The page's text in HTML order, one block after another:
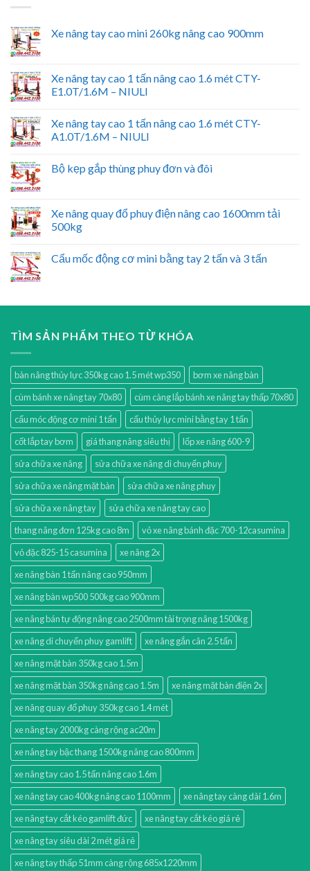
Xe nâng tay cao mini 260kg nâng cao 900mm
Xe nâng tay cao 1 tấn nâng cao 1.6 mét CTY-
E1.0T/1.6M – NIULI
Xe nâng tay cao 1 tấn nâng cao 1.6 mét CTY-
A1.0T/1.6M – NIULI
Bộ kẹp gắp thùng phuy đơn và đôi
Xe nâng quay đổ phuy điện nâng cao 1600mm tải
500kg
Cẩu mốc động cơ mini bằng tay 2 tấn và 3 tấn
TÌM SẢN PHẨM THEO TỪ KHÓA
bàn nâng thủy lực 350kg cao 1.5 mét wp350
bơm xe nâng bàn
cùm bánh xe nâng tay 70x80
cùm càng lắp bánh xe nâng tay thấp 70x80
cẩu móc động cơ mini 1 tấn
cẩu thủy lực mini bằng tay 1 tấn
cốt lắp tay bơm
giá thang nâng siêu thị
lốp xe nâng 600-9
sửa chữa xe nâng
sửa chữa xe nâng di chuyển phuy
sửa chữa xe nâng mặt bàn
sửa chữa xe nâng phuy
sửa chữa xe nâng tay
sửa chữa xe nâng tay cao
thang nâng đơn 125kg cao 8m
vỏ xe nâng bánh đặc 700-12casumina
vỏ đặc 825-15 casumina
xe nâng 2x
xe nâng bàn 1 tấn nâng cao 950mm
xe nâng bàn wp500 500kg cao 900mm
xe nâng bán tự động nâng cao 2500mm tải trọng nâng 1500kg
xe nâng di chuyển phuy gamlift
xe nâng gắn cân 2.5 tấn
xe nâng mặt bàn 350kg cao 1.5m
xe nâng mặt bàn 350kg nâng cao 1.5m
xe nâng mặt bàn điện 2x
xe nâng quay đổ phuy 350kg cao 1.4 mét
xe nâng tay 2000kg càng rộng ac20m
xe nâng tay bậc thang 1500kg nâng cao 800mm
xe nâng tay cao 1.5 tấn nâng cao 1.6m
xe nâng tay cao 400kg nâng cao 1100mm
xe nâng tay càng dài 1.6m
xe nâng tay cắt kéo gamlift đức
xe nâng tay cắt kéo giá rẻ
xe nâng tay siêu dài 2 mét giá rẻ
xe nâng tay thấp 51mm càng rộng 685x1220mm